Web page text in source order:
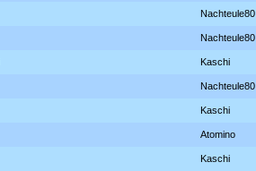
Nachteule80
Nachteule80
Kaschi
Nachteule80
Kaschi
Atomino
Kaschi